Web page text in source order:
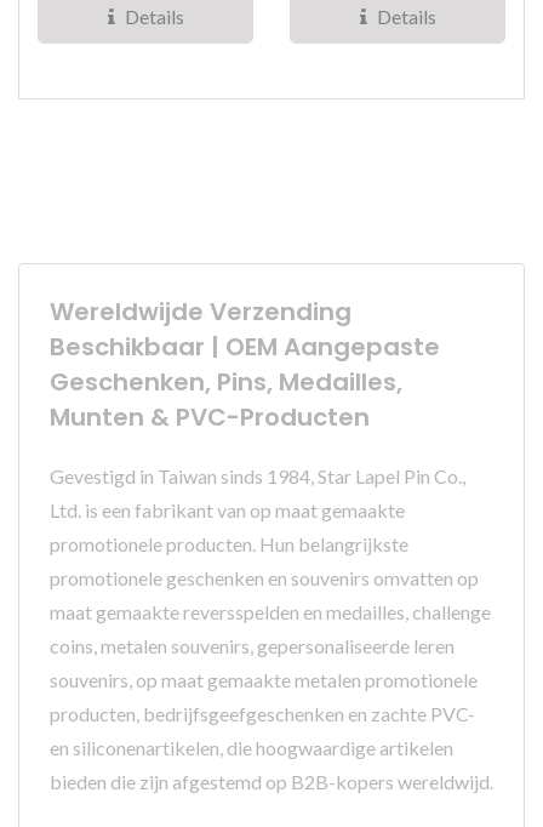
Details scoutorganisaties....
Details
Wereldwijde Verzending
Beschikbaar | OEM Aangepaste
Geschenken, Pins, Medailles,
Munten & PVC-Producten
Gevestigd in Taiwan sinds 1984, Star Lapel Pin Co.,
Ltd. is een fabrikant van op maat gemaakte
promotionele producten. Hun belangrijkste
promotionele geschenken en souvenirs omvatten op
maat gemaakte reversspelden en medailles, challenge
coins, metalen souvenirs, gepersonaliseerde leren
souvenirs, op maat gemaakte metalen promotionele
producten, bedrijfsgeefgeschenken en zachte PVC-
en siliconenartikelen, die hoogwaardige artikelen
bieden die zijn afgestemd op B2B-kopers wereldwijd.